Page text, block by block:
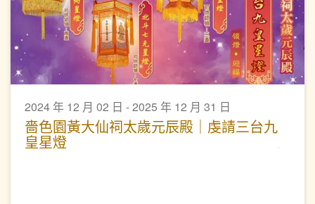
2024 年 12 月 02 日 - 2025 年 12 月 31 日
嗇色園黃大仙祠太歲元辰殿｜虔請三台九
皇星燈